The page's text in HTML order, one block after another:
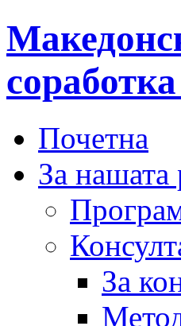
Почетна
За нашата
За